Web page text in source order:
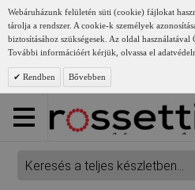
Webáruházunk felületén süti (cookie) fájlokat
tárolja a rendszer. A cookie-k személyek
biztosításához szükségesek. Az oldal
További információért kérjük, olvassa el
Rendben Bővebben